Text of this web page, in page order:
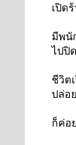
เปิด
มีพนั
ไปปิ
ชีวิต
ปล่อ
ก็ค่อ